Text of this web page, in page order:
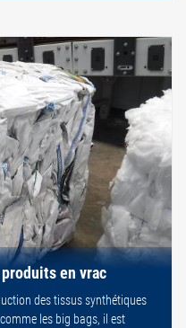
en vrac
des tissus synthétiques
les big bags, il est